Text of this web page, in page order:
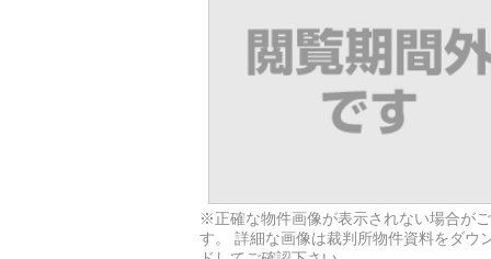
※正確な物件画像が表示されない場合が
す。 詳細な画像は裁判所物件資料をダウ